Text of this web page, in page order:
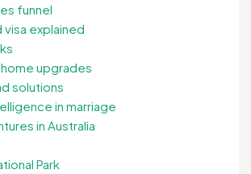
funnel
explained
upgrades
solutions
in marriage
in Australia
Park